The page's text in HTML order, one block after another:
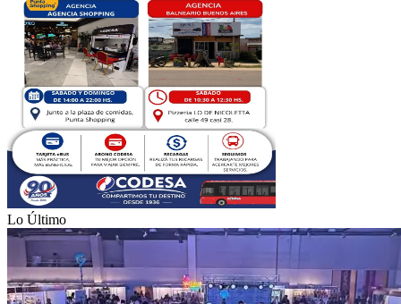
Lo Último